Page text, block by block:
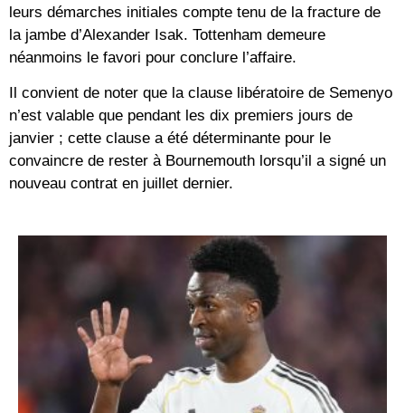
leurs démarches initiales compte tenu de la fracture de
la jambe d’Alexander Isak. Tottenham demeure
néanmoins le favori pour conclure l’affaire.
Il convient de noter que la clause libératoire de Semenyo
n’est valable que pendant les dix premiers jours de
janvier ; cette clause a été déterminante pour le
convaincre de rester à Bournemouth lorsqu’il a signé un
nouveau contrat en juillet dernier.